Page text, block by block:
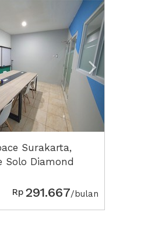
Next2
Surakarta,
Solo Diamond
Rp 291.667/bulan